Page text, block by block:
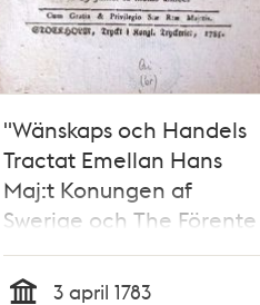
"Wänskaps och Handels
Tractat Emellan Hans
Maj:t Konungen af
Swerige och The Förente
Staterne i Norra
America..." 1783
3 april 1783